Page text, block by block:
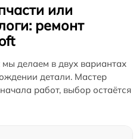
или
ремонт
делаем в двух вариантах
детали. Мастер
работ, выбор остаётся